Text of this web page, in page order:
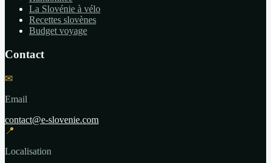
La Slovénie à vélo
Recettes slovènes
Budget voyage
Contact
✉
Email
contact@e-slovenie.com
📍
Localisation